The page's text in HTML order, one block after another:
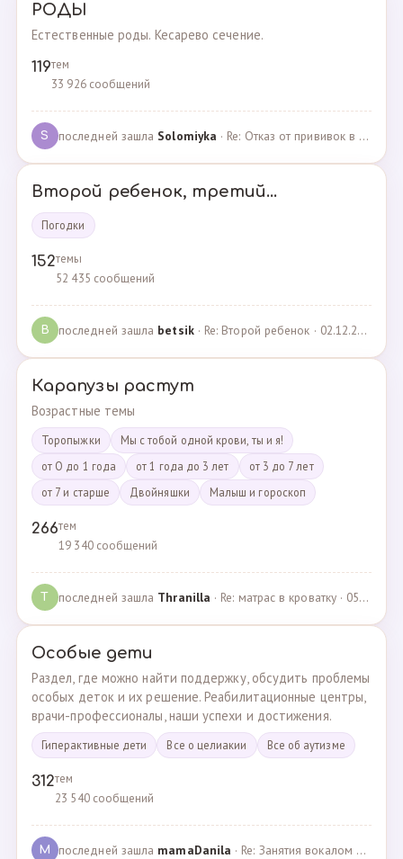
РОДЫ
Естественные роды. Кесарево сечение.
119тем
33 926 сообщений
S последней зашла Solomiyka · Re: Отказ от прививок в роддоме · 07.05.2022
Второй ребенок, третий...
Погодки
152темы
52 435 сообщений
B последней зашла betsik· Re: Второй ребенок · 02.12.2023
Карапузы растут
Возрастные темы
Торопыжки
Мы с тобой одной крови, ты и я!
от О до 1 года
от 1 года до 3 лет
от 3 до 7 лет
от 7 и старше
Двойняшки Малыш и гороскоп
266тем
19 340 сообщений
T последней зашла Thranilla · Re: матрас в кроватку · 05.05.2024
Особые дети
Раздел, где можно найти поддержку, обсудить проблемы
особых деток и их решение. Реабилитационные центры,
врачи-профессионалы, наши успехи и достижения.
Гиперактивные дети Все о целиакии Все об аутизме
312тем
23 540 сообщений
M последней зашла mamaDanila · Re: Занятия вокалом и танцами для подростков с мент… · 12.03.2025